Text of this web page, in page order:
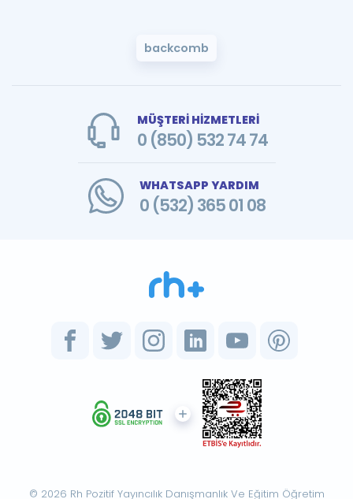
backcomb
MÜŞTERİ HİZMETLERİ
0 (850) 532 74 74
WHATSAPP YARDIM
0 (532) 365 01 08
© 2026 Rh Pozitif Yayıncılık Danışmanlık Ve Eğitim Öğretim